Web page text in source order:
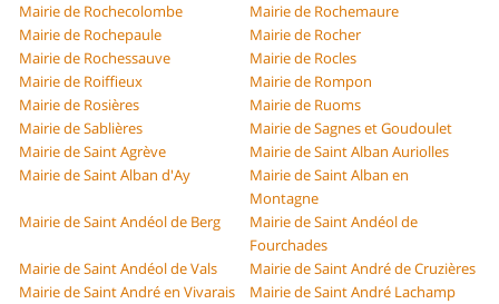
Mairie de Rochecolombe
Mairie de Rochemaure
Mairie de Rochepaule
Mairie de Rocher
Mairie de Rochessauve
Mairie de Rocles
Mairie de Roiffieux
Mairie de Rompon
Mairie de Rosières
Mairie de Ruoms
Mairie de Sablières
Mairie de Sagnes et Goudoulet
Mairie de Saint Agrève
Mairie de Saint Alban Auriolles
Mairie de Saint Alban d'Ay
Mairie de Saint Alban en
Montagne
Mairie de Saint Andéol de Berg
Mairie de Saint Andéol de
Fourchades
Mairie de Saint Andéol de Vals
Mairie de Saint André de Cruzières
Mairie de Saint André en Vivarais
Mairie de Saint André Lachamp